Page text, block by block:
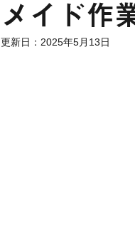
メイド作
更新日： 2025年5月13日